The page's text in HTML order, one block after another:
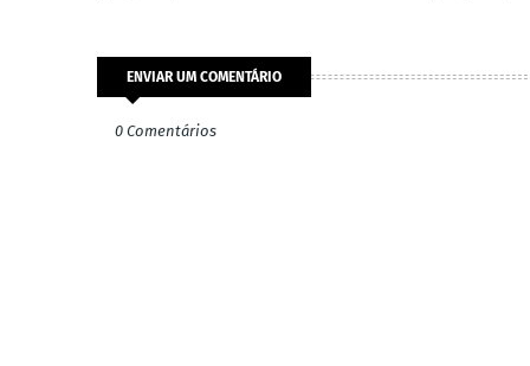
ENVIAR UM COMENTÁRIO
0 Comentários